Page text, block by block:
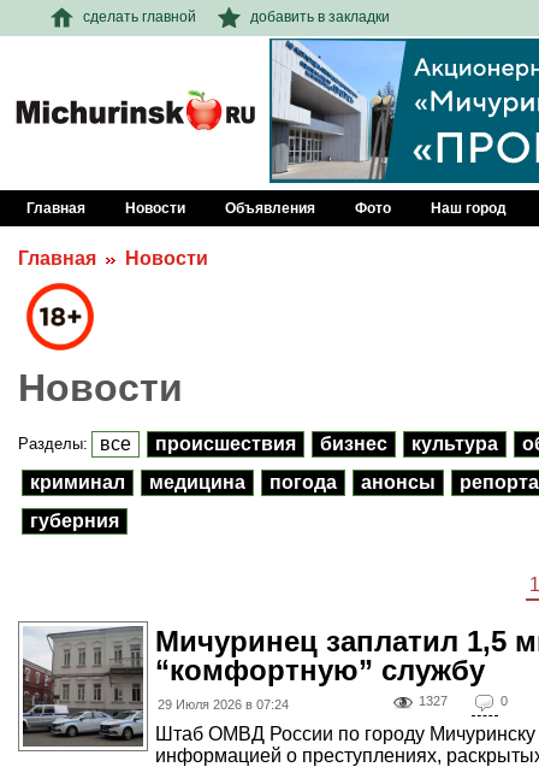
сделать главной добавить в закладки
Главная Новости Объявления Фото Наш город
Главная Новости
Новости
Разделы: все происшествия бизнес культура
криминал
медицина погода анонсы
губерния
1
Мичуринец заплатил 1,5
“комфортную” службу
29 Июля 2026 в 07:24 1327 0
Штаб ОМВД России по городу
информацией о преступлениях,